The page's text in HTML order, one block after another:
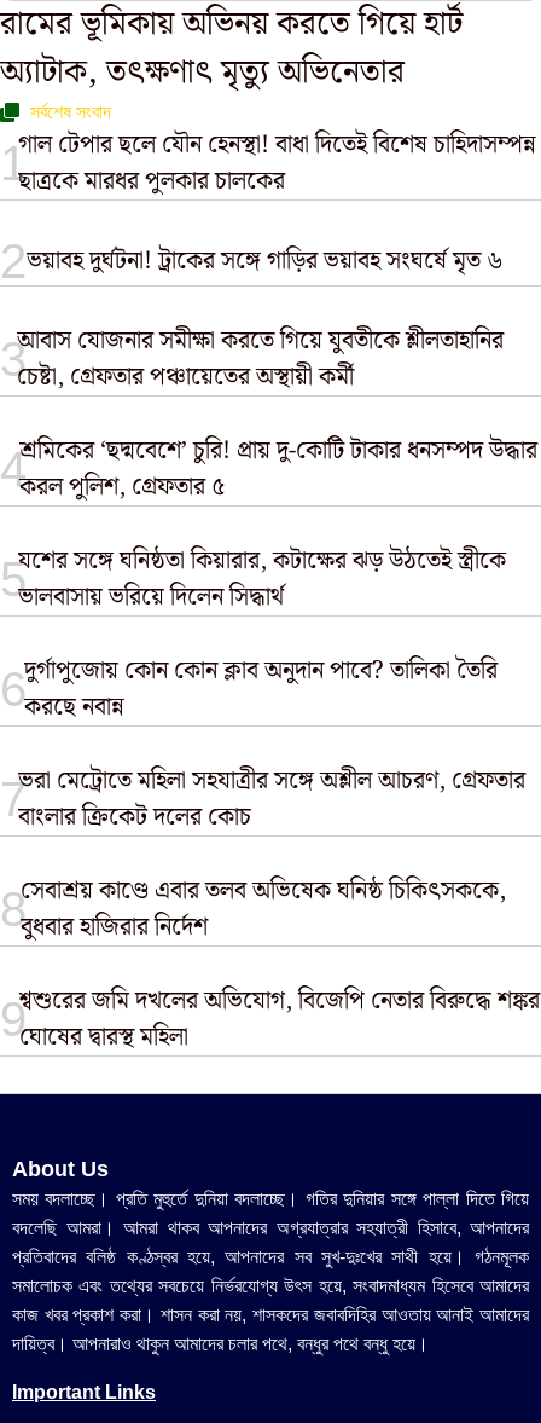
রামের ভূমিকায় অভিনয় করতে গিয়ে হার্ট
অ্যাটাক, তৎক্ষণাৎ মৃত্যু অভিনেতার
সর্বশেষ সংবাদ
গাল টেপার ছলে যৌন হেনস্থা! বাধা দিতেই বিশেষ চাহিদাসম্পন্ন
ছাত্রকে মারধর পুলকার চালকের
ভয়াবহ দুর্ঘটনা! ট্রাকের সঙ্গে গাড়ির ভয়াবহ সংঘর্ষে মৃত ৬
আবাস যোজনার সমীক্ষা করতে গিয়ে যুবতীকে শ্লীলতাহানির
চেষ্টা, গ্রেফতার পঞ্চায়েতের অস্থায়ী কর্মী
শ্রমিকের ‘ছদ্মবেশে’ চুরি! প্রায় দু-কোটি টাকার ধনসম্পদ উদ্ধার
করল পুলিশ, গ্রেফতার ৫
যশের সঙ্গে ঘনিষ্ঠতা কিয়ারার, কটাক্ষের ঝড় উঠতেই স্ত্রীকে
ভালবাসায় ভরিয়ে দিলেন সিদ্ধার্থ
দুর্গাপুজোয় কোন কোন ক্লাব অনুদান পাবে? তালিকা তৈরি
করছে নবান্ন
ভরা মেট্রোতে মহিলা সহযাত্রীর সঙ্গে অশ্লীল আচরণ, গ্রেফতার
বাংলার ক্রিকেট দলের কোচ
সেবাশ্রয় কাণ্ডে এবার তলব অভিষেক ঘনিষ্ঠ চিকিৎসককে,
বুধবার হাজিরার নির্দেশ
শ্বশুরের জমি দখলের অভিযোগ, বিজেপি নেতার বিরুদ্ধে শঙ্কর
ঘোষের দ্বারস্থ মহিলা
About Us
সময় বদলাচ্ছে। প্রতি মুহুর্তে দুনিয়া বদলাচ্ছে। গতির দুনিয়ার সঙ্গে পাল্লা দিতে গিয়ে
বদলেছি আমরা। আমরা থাকব আপনাদের অগ্রযাত্রার সহযাত্রী হিসাবে, আপনাদের
প্রতিবাদের বলিষ্ঠ কণ্ঠস্বর হয়ে, আপনাদের সব সুখ-দুঃখের সাথী হয়ে। গঠনমূলক
সমালোচক এবং তথ্যের সবচেয়ে নির্ভরযোগ্য উ‍ৎস হয়ে, সংবাদমাধ্যম হিসেবে আমাদের
কাজ খবর প্রকাশ করা। শাসন করা নয়, শাসকদের জবাবদিহির আওতায় আনাই আমাদের
দায়িত্ব। আপনারাও থাকুন আমাদের চলার পথে, বন্ধুর পথে বন্ধু হয়ে।
Important Links